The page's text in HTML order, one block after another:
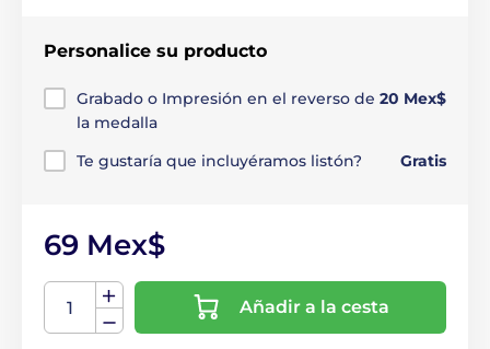
Personalice su producto
Grabado o Impresión en el reverso de
la medalla
20 Mex$
Te gustaría que incluyéramos listón? Gratis
69 Mex$
Añadir a la cesta